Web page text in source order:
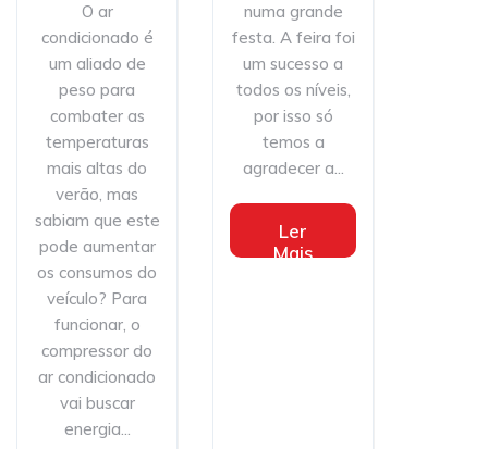
O ar
condicionado é
um aliado de
peso para
combater as
temperaturas
mais altas do
verão, mas
sabiam que este
pode aumentar
os consumos do
veículo? Para
funcionar, o
compressor do
ar condicionado
vai buscar
energia...
numa grande
festa. A feira foi
um sucesso a
todos os níveis,
por isso só
temos a
agradecer a...
Ler
Mais